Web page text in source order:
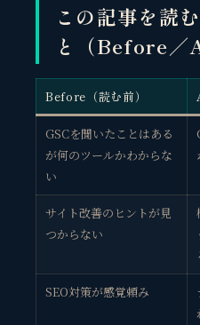
この記事を読
と（Before／
Before（読む前）
GSCを聞いたことはある
が何のツールかわからな
い
サイト改善のヒントが見
つからない
SEO対策が感覚頼み